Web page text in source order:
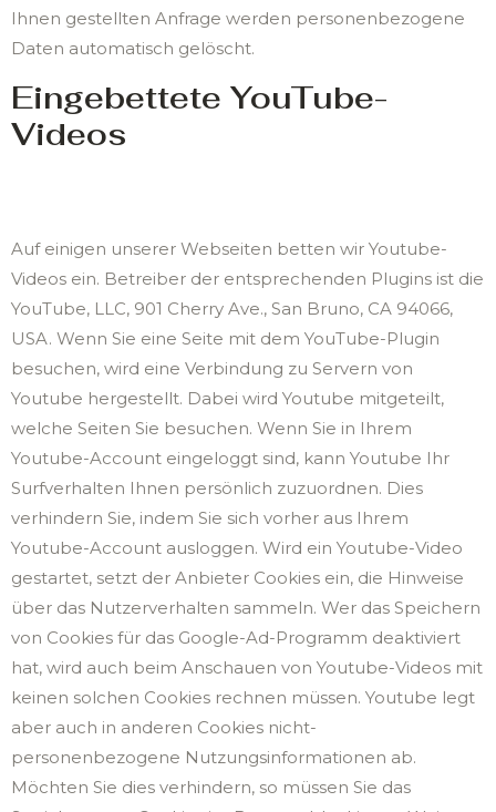
Ihnen gestellten Anfrage werden personenbezogene
Daten automatisch gelöscht.
Eingebettete YouTube-
Videos
Auf einigen unserer Webseiten betten wir Youtube-
Videos ein. Betreiber der entsprechenden Plugins ist die
YouTube, LLC, 901 Cherry Ave., San Bruno, CA 94066,
USA. Wenn Sie eine Seite mit dem YouTube-Plugin
besuchen, wird eine Verbindung zu Servern von
Youtube hergestellt. Dabei wird Youtube mitgeteilt,
welche Seiten Sie besuchen. Wenn Sie in Ihrem
Youtube-Account eingeloggt sind, kann Youtube Ihr
Surfverhalten Ihnen persönlich zuzuordnen. Dies
verhindern Sie, indem Sie sich vorher aus Ihrem
Youtube-Account ausloggen. Wird ein Youtube-Video
gestartet, setzt der Anbieter Cookies ein, die Hinweise
über das Nutzerverhalten sammeln. Wer das Speichern
von Cookies für das Google-Ad-Programm deaktiviert
hat, wird auch beim Anschauen von Youtube-Videos mit
keinen solchen Cookies rechnen müssen. Youtube legt
aber auch in anderen Cookies nicht-
personenbezogene Nutzungsinformationen ab.
Möchten Sie dies verhindern, so müssen Sie das